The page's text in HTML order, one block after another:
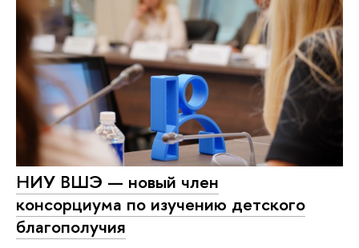
НИУ ВШЭ — новый член
консорциума по изучению детского
благополучия